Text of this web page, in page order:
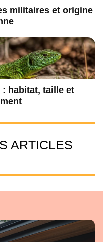
militaires et origine
: habitat, taille et
ARTICLES